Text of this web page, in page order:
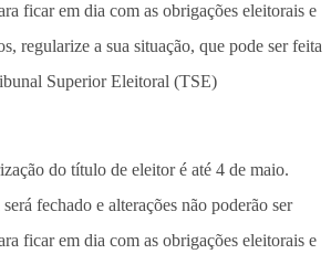
do título de eleitor é até 4 de maio.
fechado e alterações não poderão ser
ficar em dia com as obrigações eleitorais e